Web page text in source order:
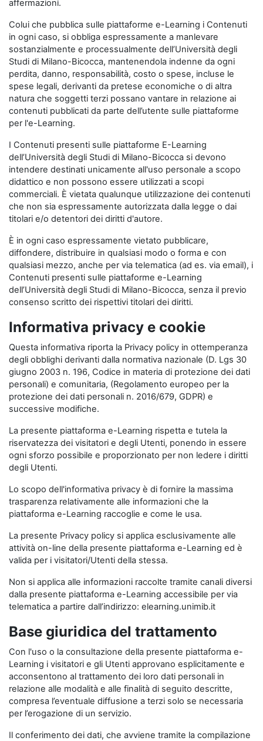
affermazioni.
Colui che pubblica sulle piattaforme e-Learning i Contenuti
in ogni caso, si obbliga espressamente a manlevare
sostanzialmente e processualmente dell’Università degli
Studi di Milano-Bicocca, mantenendola indenne da ogni
perdita, danno, responsabilità, costo o spese, incluse le
spese legali, derivanti da pretese economiche o di altra
natura che soggetti terzi possano vantare in relazione ai
contenuti pubblicati da parte dell’utente sulle piattaforme
per l'e-Learning.
I Contenuti presenti sulle piattaforme E-Learning
dell’Università degli Studi di Milano-Bicocca si devono
intendere destinati unicamente all'uso personale a scopo
didattico e non possono essere utilizzati a scopi
commerciali. È vietata qualunque utilizzazione dei contenuti
che non sia espressamente autorizzata dalla legge o dai
titolari e/o detentori dei diritti d'autore.
È in ogni caso espressamente vietato pubblicare,
diffondere, distribuire in qualsiasi modo o forma e con
qualsiasi mezzo, anche per via telematica (ad es. via email), i
Contenuti presenti sulle piattaforme e-Learning
dell’Università degli Studi di Milano-Bicocca, senza il previo
consenso scritto dei rispettivi titolari dei diritti.
Informativa privacy e cookie
Questa informativa riporta la Privacy policy in ottemperanza
degli obblighi derivanti dalla normativa nazionale (D. Lgs 30
giugno 2003 n. 196, Codice in materia di protezione dei dati
personali) e comunitaria, (Regolamento europeo per la
protezione dei dati personali n. 2016/679, GDPR) e
successive modifiche.
La presente piattaforma e-Learning rispetta e tutela la
riservatezza dei visitatori e degli Utenti, ponendo in essere
ogni sforzo possibile e proporzionato per non ledere i diritti
degli Utenti.
Lo scopo dell'informativa privacy è di fornire la massima
trasparenza relativamente alle informazioni che la
piattaforma e-Learning raccoglie e come le usa.
La presente Privacy policy si applica esclusivamente alle
attività on-line della presente piattaforma e-Learning ed è
valida per i visitatori/Utenti della stessa.
Non si applica alle informazioni raccolte tramite canali diversi
dalla presente piattaforma e-Learning accessibile per via
telematica a partire dall’indirizzo: elearning.unimib.it
Base giuridica del trattamento
Con l'uso o la consultazione della presente piattaforma e-
Learning i visitatori e gli Utenti approvano esplicitamente e
acconsentono al trattamento dei loro dati personali in
relazione alle modalità e alle finalità di seguito descritte,
compresa l’eventuale diffusione a terzi solo se necessaria
per l’erogazione di un servizio.
Il conferimento dei dati, che avviene tramite la compilazione